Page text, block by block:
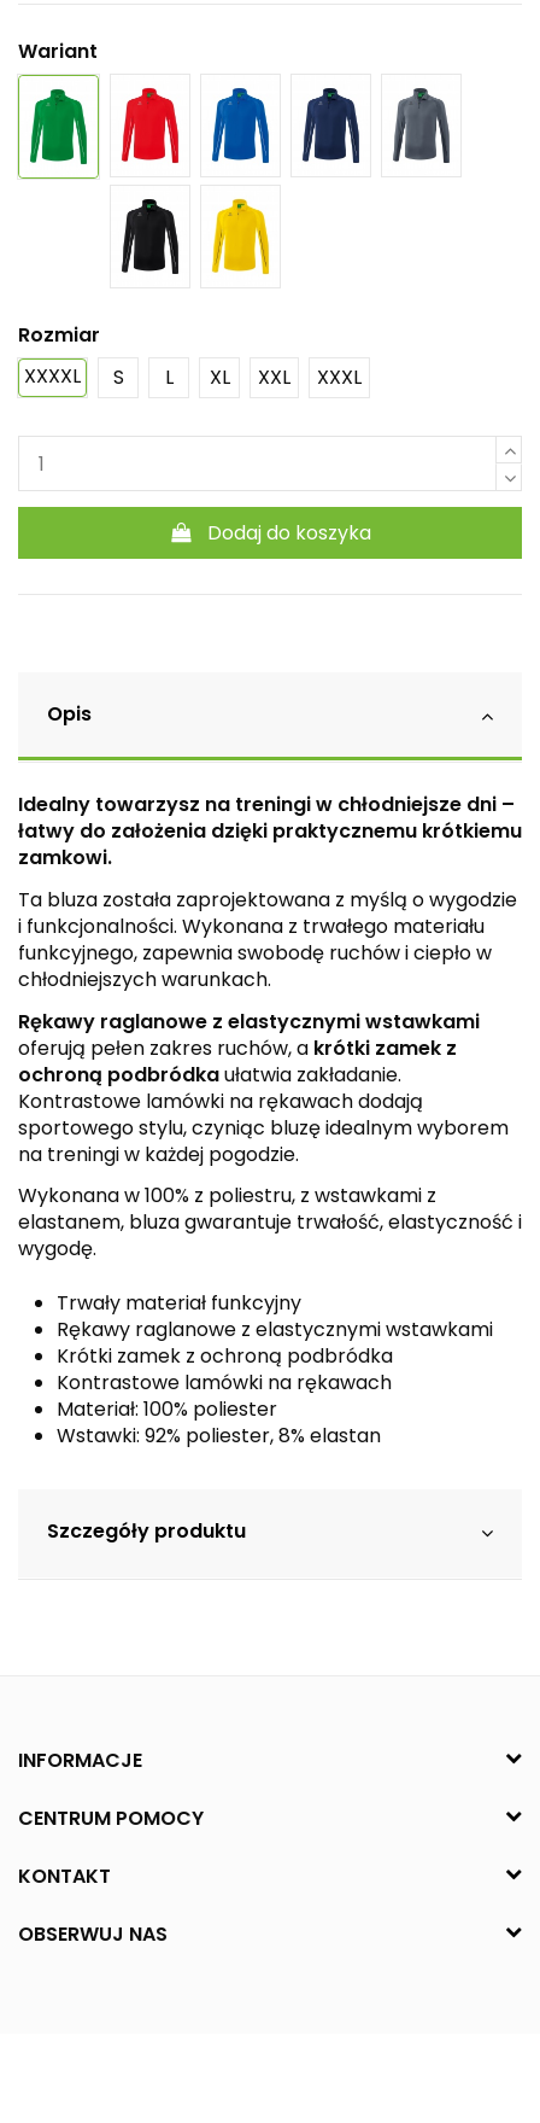
Wariant
Rozmiar
XXXXL
S L XL XXL XXXL
Dodaj do koszyka
Opis
Idealny towarzysz na treningi w chłodniejsze dni –
łatwy do założenia dzięki praktycznemu krótkiemu
zamkowi.
Ta bluza została zaprojektowana z myślą o wygodzie
i funkcjonalności. Wykonana z trwałego materiału
funkcyjnego, zapewnia swobodę ruchów i ciepło w
chłodniejszych warunkach.
Rękawy raglanowe z elastycznymi wstawkami
oferują pełen zakres ruchów, a krótki zamek z
ochroną podbródkaułatwia zakładanie.
Kontrastowe lamówki na rękawach dodają
sportowego stylu, czyniąc bluzę idealnym wyborem
na treningi w każdej pogodzie.
Wykonana w 100% z poliestru, z wstawkami z
elastanem, bluza gwarantuje trwałość, elastyczność i
wygodę.
Trwały materiał funkcyjny
Rękawy raglanowe z elastycznymi wstawkami
Krótki zamek z ochroną podbródka
Kontrastowe lamówki na rękawach
Materiał: 100% poliester
Wstawki: 92% poliester, 8% elastan
Szczegóły produktu
INFORMACJE
CENTRUM POMOCY
KONTAKT
OBSERWUJ NAS